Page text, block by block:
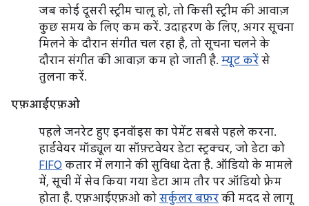
जब कोई दूसरी स्ट्रीम चालू हो, तो किसी स्ट्रीम की आवाज़
कुछ समय के लिए कम करें. उदाहरण के लिए, अगर सूचना
मिलने के दौरान संगीत चल रहा है, तो सूचना चलने के
दौरान संगीत की आवाज़ कम हो जाती है. म्यूट करें से
तुलना करें.
एफ़आईएफ़ओ
पहले जनरेट हुए इनवॉइस का पेमेंट सबसे पहले करना.
हार्डवेयर मॉड्यूल या सॉफ़्टवेयर डेटा स्ट्रक्चर, जो डेटा को
FIFO कतार में लगाने की सुविधा देता है. ऑडियो के मामले
में, सूची में सेव किया गया डेटा आम तौर पर ऑडियो फ़्रेम
होता है. एफ़आईएफ़ओ को सर्कुलर बफ़र की मदद से लागू